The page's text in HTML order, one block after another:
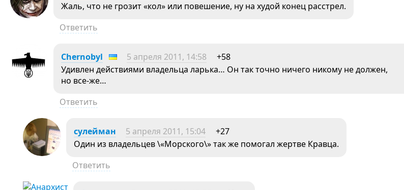
Жаль, что не грозит «кол» или повешение, ну на худой конец расстрел.
Ответить
Chernobyl 5 апреля 2011, 14:58
+58
Удивлен действиями владельца ларька… Он так точно ничего никому не должен,
но все-же…
Ответить
сулейман 5 апреля 2011, 15:04
+27
Один из владельцев \«Морского\» так же помогал жертве Кравца.
Ответить